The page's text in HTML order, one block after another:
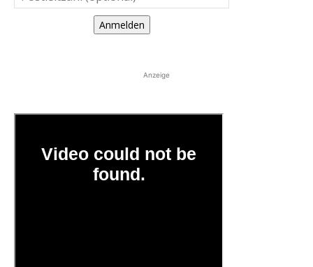
Anmelden
Anzeige